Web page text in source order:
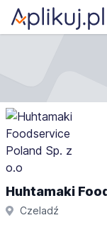
Huhtamaki
Czeladź